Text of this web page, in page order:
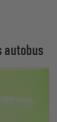
autobus